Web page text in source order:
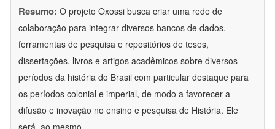
Resumo: O projeto Oxossi busca criar uma rede de
colaboração para integrar diversos bancos de dados,
ferramentas de pesquisa e repositórios de teses,
dissertações, livros e artigos acadêmicos sobre diversos
períodos da história do Brasil com particular destaque para
os períodos colonial e imperial, de modo a favorecer a
difusão e inovação no ensino e pesquisa de História. Ele